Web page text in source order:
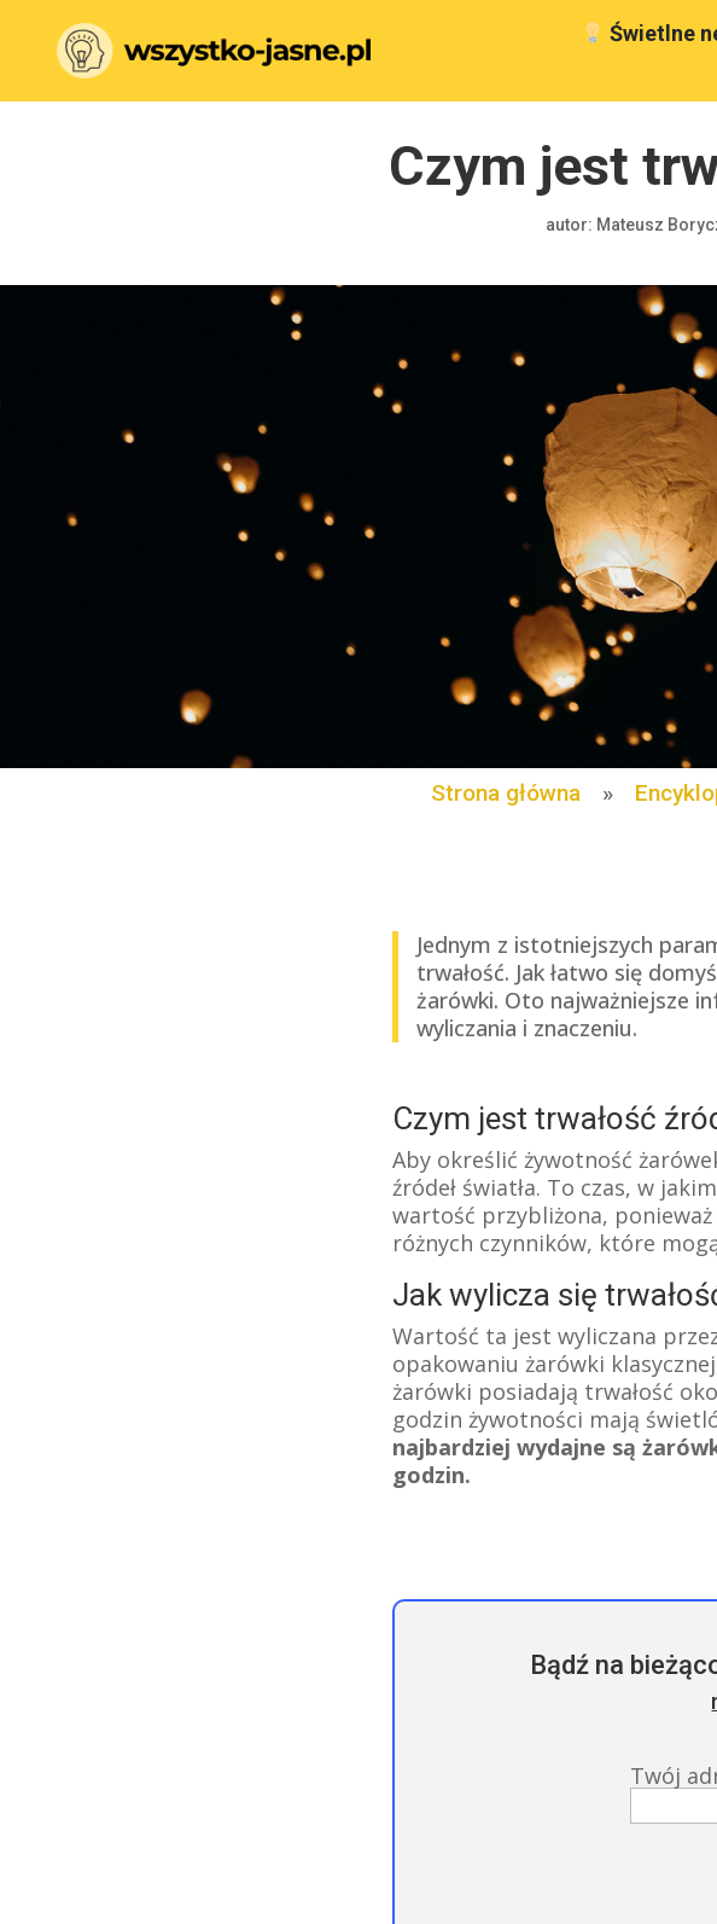
Świetlne
Czym jest
autor: Mateusz
Strona główna »
Jednym z istotniejszych
trwałość. Jak łatwo się
żarówki. Oto najważniejsze
wyliczania i znaczeniu.
Czym jest trwałość
Aby określić żywotność
źródeł światła. To czas, w
wartość przybliżona, ponieważ
różnych czynników, które
Jak wylicza się
Wartość ta jest wyliczana
opakowaniu żarówki
żarówki posiadają trwałość
godzin żywotności mają
najbardziej wydajne są
godzin.
Bądź na
Twój